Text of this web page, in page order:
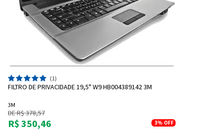
(1)
FILTRO DE PRIVACIDADE 19,5" W9 HB004389142 3M
3M
DE R$ 378,57
R$ 350,46 3% OFF